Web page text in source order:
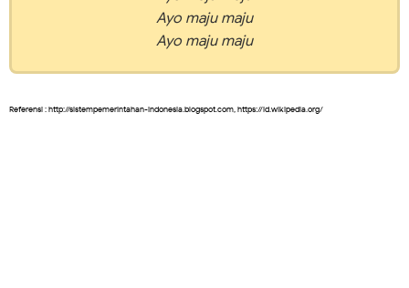
Ayo maju maju
Ayo maju maju
Referensi : http://sistempemerintahan-indonesia.blogspot.com, https://id.wikipedia.org/